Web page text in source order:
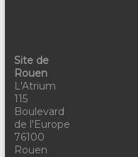
Site de
Rouen
L'Atrium
115
Boulevard
de l'Europe
76100
Rouen